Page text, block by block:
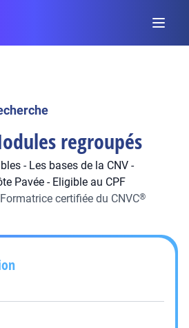
regroupés
- Les bases de la CNV -
Pavée - Eligible au CPF
Formatrice certifiée du CNVC®